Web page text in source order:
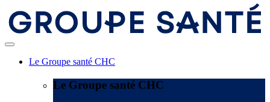
Le Groupe santé CHC
Le Groupe santé CHC